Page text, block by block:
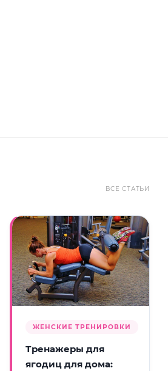
ВСЕ СТАТЬИ
ЖЕНСКИЕ ТРЕНИРОВКИ
Тренажеры для
ягодиц для дома: